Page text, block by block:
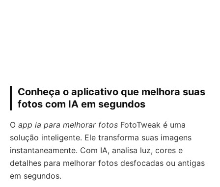
Conheça o aplicativo que melhora suas
fotos com IA em segundos
O app ia para melhorar fotos FotoTweak é uma
solução inteligente. Ele transforma suas imagens
instantaneamente. Com IA, analisa luz, cores e
detalhes para melhorar fotos desfocadas ou antigas
em segundos.